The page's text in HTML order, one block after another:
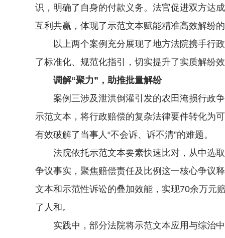
识，明确了自身的付款义务。法官促进双方达
互利共赢，体现了示范文本赋能精准高效解纷
以上两个案例充分展现了地方法院携手行政
了标准化、规范化指引，切实提升了实质解纷
调解“聚力”，助推批量解纷
案例三涉及泄洪倒灌引发的农田淹损行政争
示范文本，将行政赔偿的复杂法律要件转化为
有效破解了当事人“不会诉、诉不清”的难题。
法院依托示范文本要素快速比对，从中选取
争议事实，聚焦赔偿责任及比例这一核心争议
文本和示范性诉讼的叠加效能，实现70余万元
了人和。
实践中，部分法院将示范文本应用与综治中